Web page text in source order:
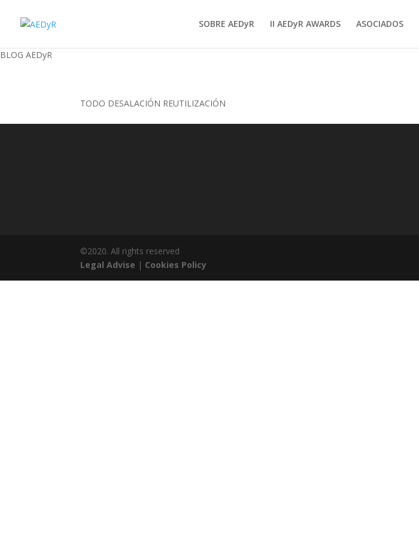
SOBRE AEDyR II AEDyR AWARDS ASOCIADOS
BLOG AEDyR
TODO DESALACIÓN REUTILIZACIÓN
©2020. All rights reserved
Legal Advise | Cookies Policy